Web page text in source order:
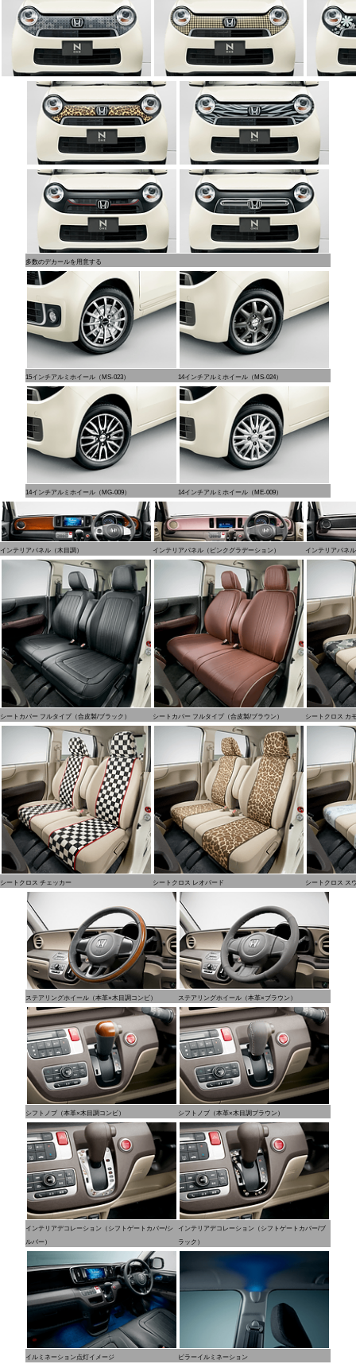
多数のデカールを用意する
15インチアルミホイール（MS-023） 14インチアルミホイール（MS-024）
14インチアルミホイール（MG-009） 14インチアルミホイール（ME-009）
インテリアパネル（木目調） インテリアパネル（ピンクグラデーション） インテリアパネ
シートカバー フルタイプ（合皮製/ブラック） シートカバー フルタイプ（合皮製/ブラウン） シートクロス カ
シートクロス チェッカー シートクロス レオパード シートクロス ス
ステアリングホイール（本革×木目調コンビ） ステアリングホイール（本革×ブラウン）
シフトノブ（本革×木目調コンビ） シフトノブ（本革×木目調ブラウン）
インテリアデコレーション（シフトゲートカバー/シ
ルバー）
インテリアデコレーション（シフトゲートカバー/ブ
ラック）
イルミネーション点灯イメージ ピラーイルミネーション